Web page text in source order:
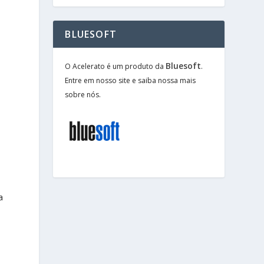
BLUESOFT
O Acelerato é um produto da Bluesoft.
Entre em nosso site e saiba nossa mais
sobre nós.